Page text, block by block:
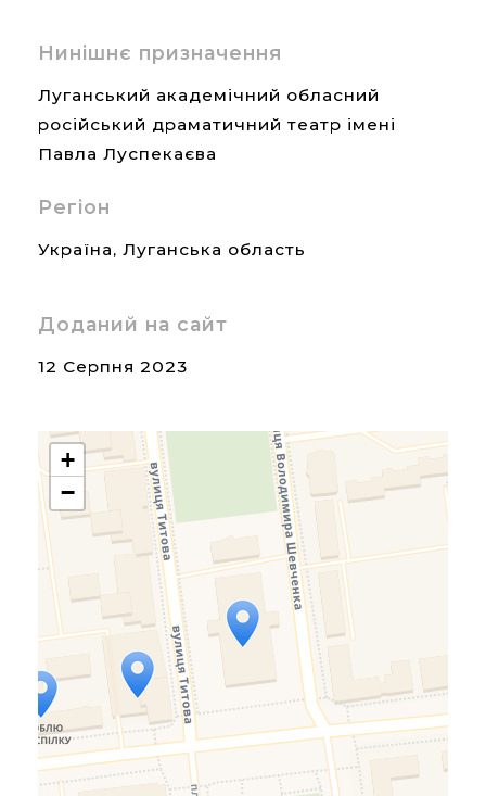
Нинішнє призначення
Луганський академічний обласний
російський драматичний театр імені
Павла Луспекаєва
Регіон
Україна, Луганська область
Доданий на сайт
12 Серпня 2023
Travelers' Map is loading...
If you see this after your
page is loaded completely,
leafletJS files are missing.
+
−